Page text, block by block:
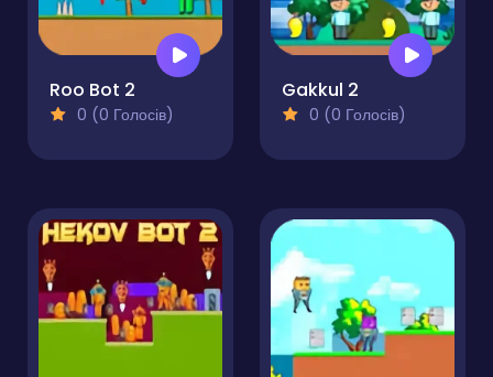
Roo Bot 2
0 (0 Голосів)
Gakkul 2
0 (0 Голосів)